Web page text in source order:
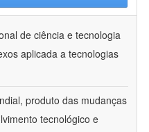
de ciência e tecnologia
aplicada a tecnologias
produto das mudanças
tecnológico e